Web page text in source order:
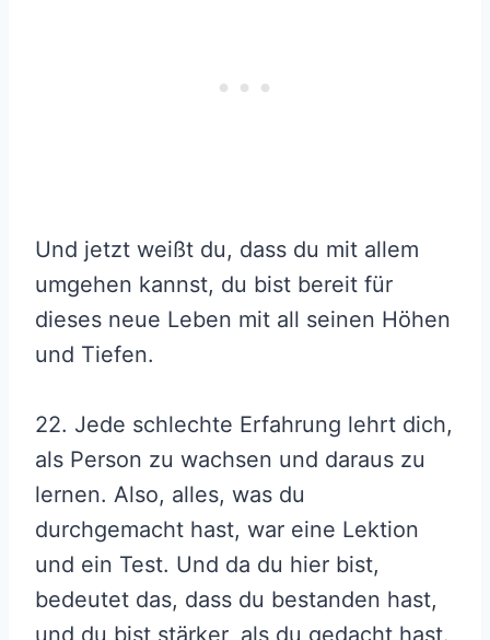
Und jetzt weißt du, dass du mit allem
umgehen kannst, du bist bereit für
dieses neue Leben mit all seinen Höhen
und Tiefen.
22. Jede schlechte Erfahrung lehrt dich,
als Person zu wachsen und daraus zu
lernen. Also, alles, was du
durchgemacht hast, war eine Lektion
und ein Test. Und da du hier bist,
bedeutet das, dass du bestanden hast,
und du bist stärker, als du gedacht hast.